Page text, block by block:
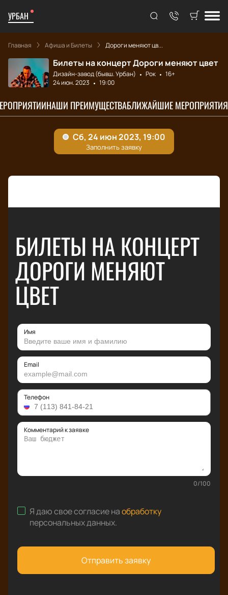
УРБАН
Главная Афиша и Билеты Дороги меняют цв...
Билеты на концерт Дороги меняют цвет
Дизайн-завод (бывш. Урбан) Рок
16+
24 июн. 2023
19:00
НАШИ ПРЕИМУЩЕСТВАБЛИЖАЙШИЕ МЕРОПРИЯТИЯ
БИЛЕТЫ НА КОНЦЕРТ
ДОРОГИ МЕНЯЮТ
ЦВЕТ
Имя
Email
Телефон
Комментарий к заявке
0/100
Я даю свое согласие наобработку
персональных данных.
Отправить заявку